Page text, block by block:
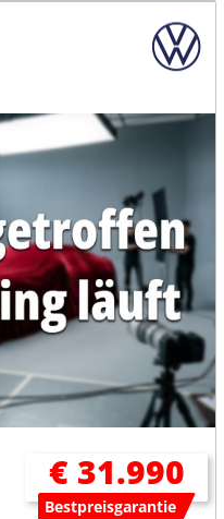
€ 31.990
Bestpreisgarantie